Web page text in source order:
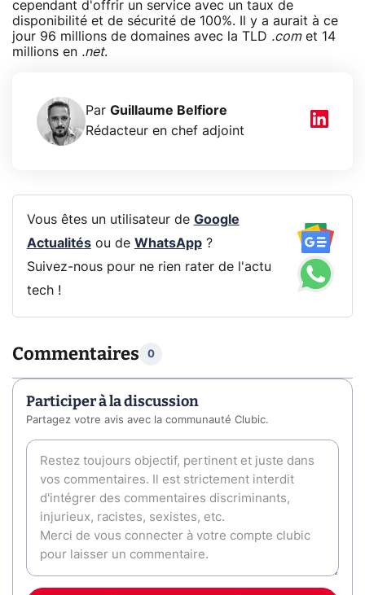
cependant d'offrir un service avec un taux de
disponibilité et de sécurité de 100%. Il y a aurait à ce
jour 96 millions de domaines avec la TLD .comet 14
millions en .net.
Par Guillaume Belfiore
Rédacteur en chef adjoint
Vous êtes un utilisateur de Google
Actualitésou de WhatsApp?
Suivez-nous pour ne rien rater de l'actu
tech !
Commentaires 0
Participer à la discussion
Partagez votre avis avec la communauté Clubic.